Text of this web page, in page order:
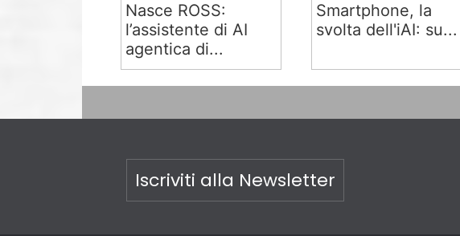
Nasce ROSS:
l’assistente di AI
agentica di...
Smartphone, la
svolta dell'iAI: su...
Iscriviti alla Newsletter